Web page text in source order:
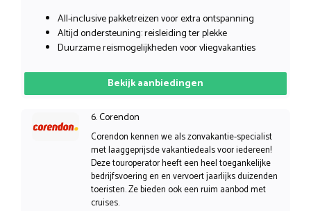
All-inclusive pakketreizen voor extra ontspanning
Altijd ondersteuning: reisleiding ter plekke
Duurzame reismogelijkheden voor vliegvakanties
Bekijk aanbiedingen
6. Corendon
Corendon kennen we als zonvakantie-specialist
met laaggeprijsde vakantiedeals voor iedereen!
Deze touroperator heeft een heel toegankelijke
bedrijfsvoering en en vervoert jaarlijks duizenden
toeristen. Ze bieden ook een ruim aanbod met
cruises.